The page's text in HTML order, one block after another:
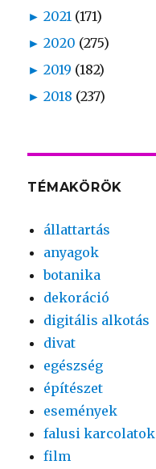
► 2021 (171)
► 2020 (275)
► 2019 (182)
► 2018 (237)
TÉMAKÖRÖK
állattartás
anyagok
botanika
dekoráció
digitális alkotás
divat
egészség
építészet
események
falusi karcolatok
film